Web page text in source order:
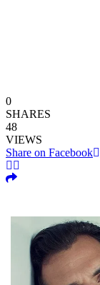
0
SHARES
48
VIEWS
Share on Facebook